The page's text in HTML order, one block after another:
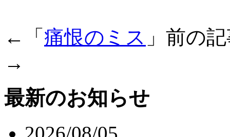
←「 痛恨のミス 」前の
→
最新のお知らせ